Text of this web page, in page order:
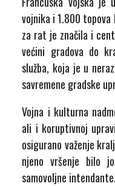
vojnika i 1.800 topova
za rat je značila i
većini gradova do
služba, koja je u
savremene gradske
Vojna i kulturna
ali i koruptivnoj
osigurano važenje
njeno vršenje bilo
samovoljne intendante.